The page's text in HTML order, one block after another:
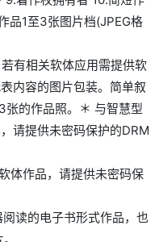
品1至3张图片档(JPEG格
有相关软体应用需提供软
内容的图片包装。简单叙
张的作品照。＊ 与智慧型
请提供未密码保护的DRM
体作品，请提供未密码保
读的电子书形式作品，也